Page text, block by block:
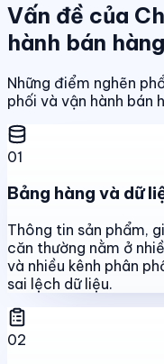
Vấn đề của
hành bán hàng
Những điểm nghẽn
phối và vận hành bán
01
Bảng hàng và dữ
Thông tin sản phẩm,
căn thường nằm ở
và nhiều kênh phân
sai lệch dữ liệu.
02